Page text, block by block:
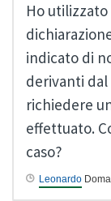
Ho
indicato di
derivanti dal
richiedere
effettuato.
caso?
Leonardo